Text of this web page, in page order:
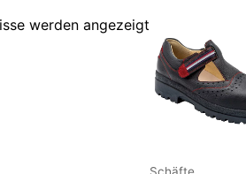
werden angezeigt
Schäfte